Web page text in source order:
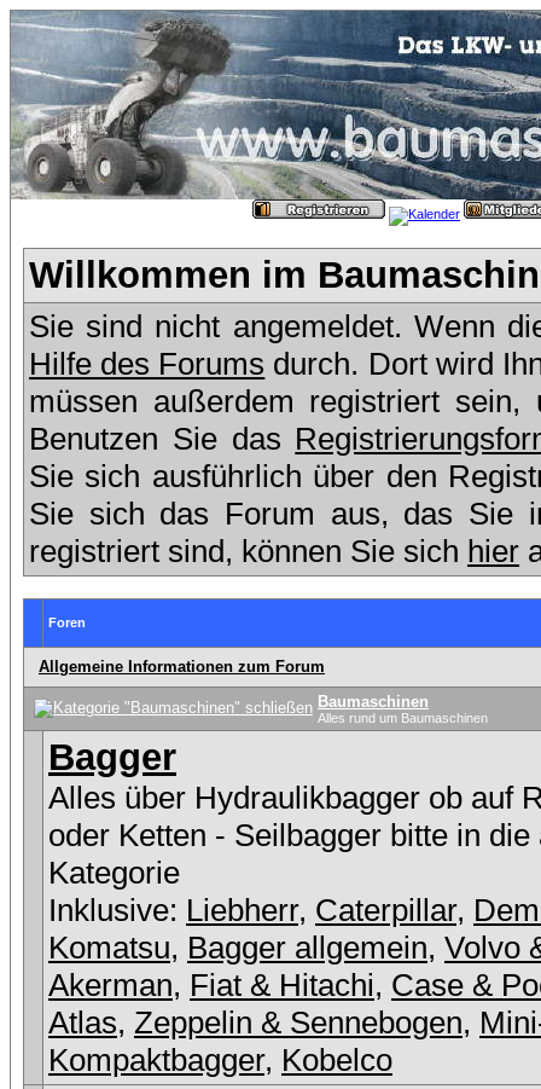
Willkommen im
Sie sind nicht angemeldet. Wenn
Hilfe des Forums durch. Dort wird
müssen außerdem registriert
Benutzen Sie das
Sie sich ausführlich über den
Sie sich das Forum aus, das Sie
registriert sind, können Sie sich hier
Foren
Allgemeine Informationen zum Forum
Baumaschinen
Alles rund um Baumaschinen
Bagger
Alles über Hydraulikbagger ob auf
oder Ketten - Seilbagger bitte in die
Kategorie
Inklusive: Liebherr, Caterpillar,
Komatsu, Bagger allgemein, Volvo
Akerman, Fiat & Hitachi, Case &
Atlas, Zeppelin & Sennebogen,
Kompaktbagger, Kobelco